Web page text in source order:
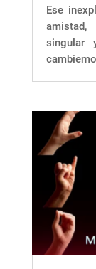
Ese
singular